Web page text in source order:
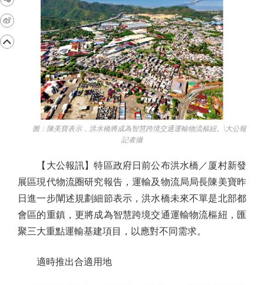
圖：陳美寶表示，洪水橋將成為智慧跨境交通運輸物流樞紐。\大公報
記者攝
【大公報訊】特區政府日前公布洪水橋／厦村新發
展區現代物流圈研究報告，運輸及物流局局長陳美寶昨
日進一步闡述規劃細節表示，洪水橋未來不單是北部都
會區的重鎮，更將成為智慧跨境交通運輸物流樞紐，匯
聚三大重點運輸基建項目，以應對不同需求。
適時推出合適用地